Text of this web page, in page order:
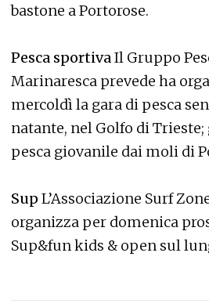
bastone a Portorose.
Pesca sportivaIl Gruppo
Marinaresca prevede ha
mercoldì la gara di pesca
natante, nel Golfo di
pesca giovanile dai moli di
Sup L’Associazione Surf
organizza per domenica
Sup&fun kids & open sul